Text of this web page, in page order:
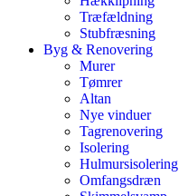
Træfældning
Stubfræsning
Byg & Renovering
Murer
Tømrer
Altan
Nye vinduer
Tagrenovering
Isolering
Hulmursisolering
Omfangsdræn